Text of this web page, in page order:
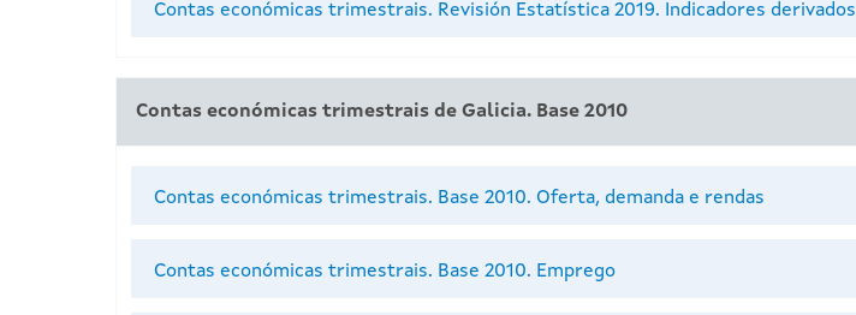
Contas económicas trimestrais. Revisión Estatística 2019. Indicadores derivados
Contas económicas trimestrais de Galicia. Base 2010
Contas económicas trimestrais. Base 2010. Oferta, demanda e rendas
Contas económicas trimestrais. Base 2010. Emprego